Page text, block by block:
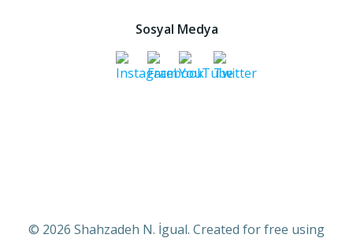
Sosyal Medya
© 2026 Shahzadeh N. İgual. Created for free using